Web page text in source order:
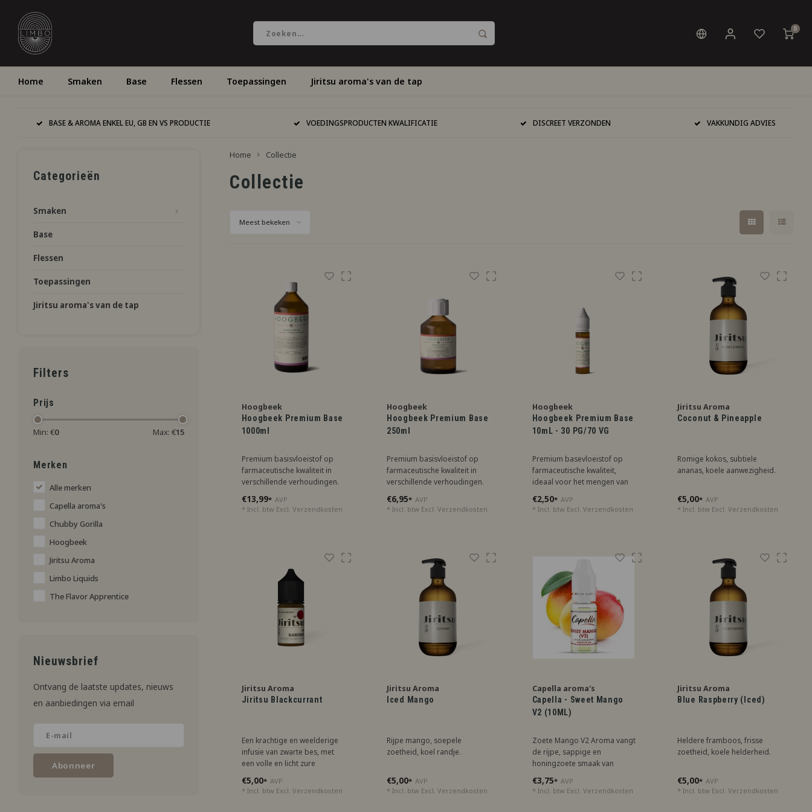
0
Home Smaken Base Flessen Toepassingen Jiritsu aroma's van de tap
BASE & AROMA ENKEL EU, GB EN VS PRODUCTIE VOEDINGSPRODUCTEN KWALIFICATIE DISCREET VERZONDEN VAKKUNDIG ADVIES
Categorieën
Smaken
Base
Flessen
Toepassingen
Jiritsu aroma's van de tap
Filters
Prijs
Min: €0 Max: €15
Merken
Alle merken
Capella aroma's
Chubby Gorilla
Hoogbeek
Jiritsu Aroma
Limbo Liquids
The Flavor Apprentice
Nieuwsbrief
Ontvang de laatste updates, nieuws
en aanbiedingen via email
Abonneer
Home Collectie
Collectie
Meest bekeken
Hoogbeek
Hoogbeek Premium Base
1000ml
Premium basisvloeistof op
farmaceutische kwaliteit in
verschillende verhoudingen.
aromas/verzorgingsproducten.
€13,99* AVP
* Incl. btw Excl. Verzendkosten
Hoogbeek
Hoogbeek Premium Base
250ml
Premium basisvloeistof op
farmaceutische kwaliteit in
verschillende verhoudingen.
aromas/verzorgingsproducten.
€6,95* AVP
* Incl. btw Excl. Verzendkosten
Hoogbeek
Hoogbeek Premium Base
10mL - 30 PG/70 VG
Premium basevloeistof op
farmaceutische kwaliteit,
ideaal voor het mengen van
Veilig en veelzijdig. De
€2,50* AVP
* Incl. btw Excl. Verzendkosten
Jiritsu Aroma
Coconut & Pineapple
Romige kokos, subtiele
ananas, koele aanwezigheid.
€5,00* AVP
* Incl. btw Excl. Verzendkosten
Jiritsu Aroma
Jiritsu Blackcurrant
Een krachtige en weelderige
infusie van zwarte bes, met
een volle en licht zure
liefhebbers van een
€5,00* AVP
* Incl. btw Excl. Verzendkosten
Jiritsu Aroma
Iced Mango
Rijpe mango, soepele
zoetheid, koel randje.
€5,00* AVP
* Incl. btw Excl. Verzendkosten
Capella aroma's
Capella - Sweet Mango
V2 (10ML)
Zoete Mango V2 Aroma vangt
de rijpe, sappige en
honingzoete smaak van
tropische traktatie.
€3,75* AVP
* Incl. btw Excl. Verzendkosten
Jiritsu Aroma
Blue Raspberry (Iced)
Heldere framboos, frisse
zoetheid, koele helderheid.
€5,00* AVP
* Incl. btw Excl. Verzendkosten